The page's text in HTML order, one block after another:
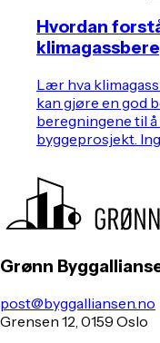
Hvordan
Lær hva
kan gjøre en god
beregningene til
byggeprosjekt.
Grønn
post@byggalliansen.no
Grensen 12, 0159 Oslo